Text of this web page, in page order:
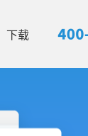
下载